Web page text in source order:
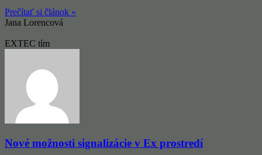
Prečítať si článok »
Jana Lorencová
EXTEC tím
Nové možnosti signalizácie v Ex prostredí